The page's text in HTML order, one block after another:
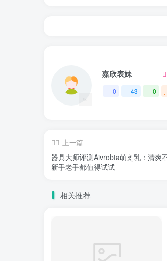
嘉欣表妹
0 43 0
上一篇
器具大师评测Aivrobta萌え乳：清爽
新手老手都值得试试
相关推荐